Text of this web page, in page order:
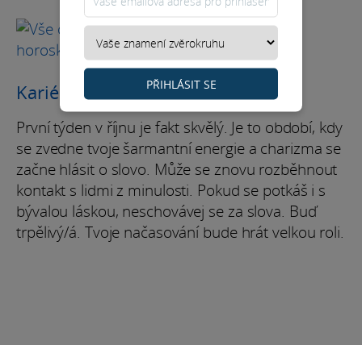
ASTROLOGIE
Vše o čínském
horoskopu
Kariéra / Finance
První týden v říjnu je fakt skvělý. Je to období, kdy
se zvedne tvoje šarmantní energie a charizma se
začne hlásit o slovo. Může se znovu rozběhnout
kontakt s lidmi z minulosti. Pokud se potkáš i s
bývalou láskou, neschovávej se za slova. Buď
trpělivý/á. Tvoje načasování bude hrát velkou roli.
PŘIHLÁSIT SE